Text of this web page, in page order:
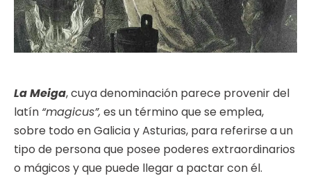
La Meiga, cuya denominación parece provenir del
latín “magicus”, es un término que se emplea,
sobre todo en Galicia y Asturias, para referirse a un
tipo de persona que posee poderes extraordinarios
o mágicos y que puede llegar a pactar con él.